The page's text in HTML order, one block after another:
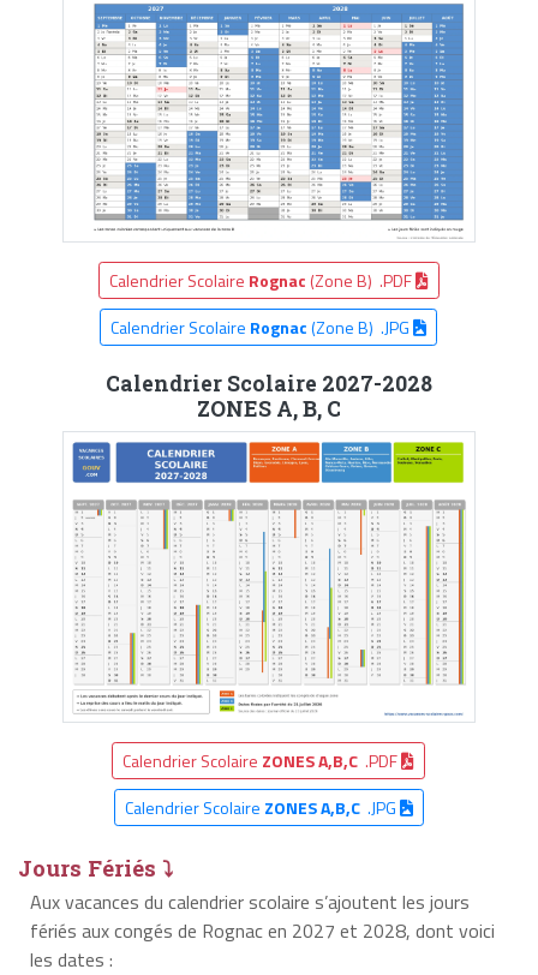
Calendrier Scolaire Rognac (Zone B) .PDF
Calendrier Scolaire Rognac(Zone B) .JPG
Calendrier Scolaire 2027-2028
ZONES A, B, C
Calendrier Scolaire ZONES A,B,C .PDF
Calendrier Scolaire ZONES A,B,C.JPG
Jours Fériés ⤵
Aux vacances du calendrier scolaire s’ajoutent les jours
fériés aux congés de Rognac en 2027 et 2028, dont voici
les dates :